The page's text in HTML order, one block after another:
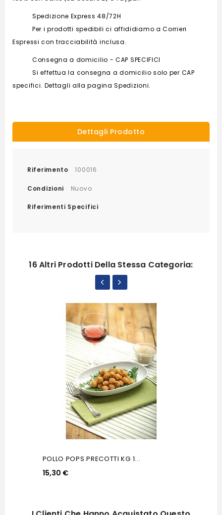
Spedizione Express 48/72H
Per i prodotti spedibili ci affididiamo a Corrieri
Espressi con tracciabilità inclusa.
Consegna a domicilio - CAP SPECIFICI
Si effettua la consegna a domicilio solo per CAP
specifici. Dettagli alla pagina Spedizioni.
Dettagli Prodotto
Riferimento 100016
Condizioni Nuovo
Riferimenti Specifici
16 Altri Prodotti Della Stessa Categoria:
POLLO POPS PRECOTTI KG 1...
15,30 €